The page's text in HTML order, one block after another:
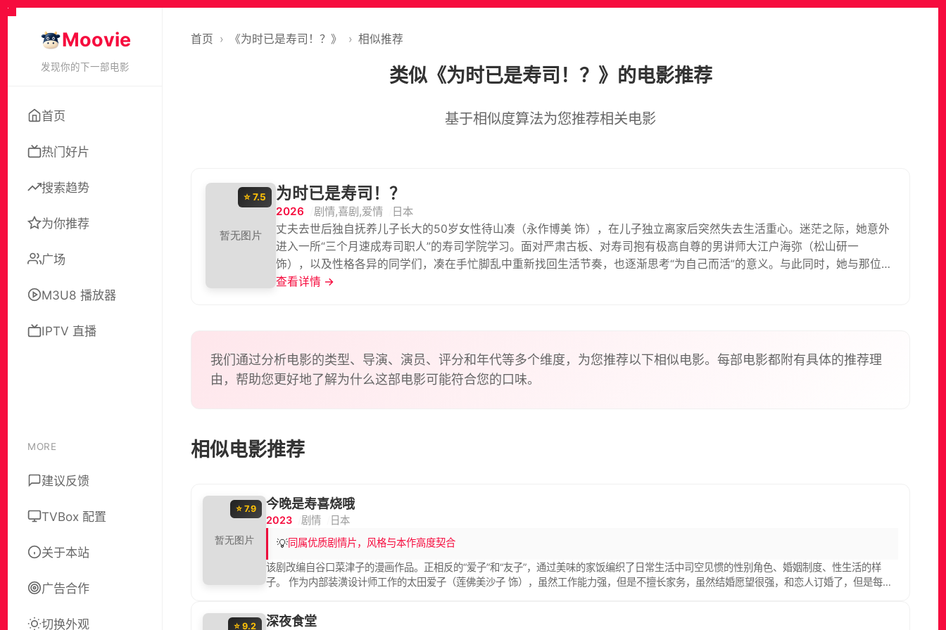
Moovie
发现你的下一部电影
首页
热门好片
搜索趋势
为你推荐
广场
M3U8 播放器
IPTV 直播
MORE
建议反馈
TVBox 配置
关于本站
广告合作
切换外观
首页 › 《为时已是寿司！？》 › 相似推荐
类似《为时已是寿司！？》的电影推荐
基于相似度算法为您推荐相关电影
⭐ 7.5 为时已是寿司！？
2026 剧情,喜剧,爱情
日本
丈夫去世后独自抚养儿子长大的50岁女性待山凑（永作博美 饰），在儿子独立离家后突然失去生活重心。迷茫之际，她意外
进入一所“三个月速成寿司职人”的寿司学院学习。面对严肃古板、对寿司抱有极高自尊的男讲师大江户海弥（松山研一
饰），以及性格各异的同学们，凑在手忙脚乱中重新找回生活节奏，也逐渐思考“为自己而活”的意义。与此同时，她与那位总
是与自己意见相左的寿司讲师之间，关系悄然发生变化，一段迟来的成年人恋爱也在不知不觉中展开。
查看详情 →
我们通过分析电影的类型、导演、演员、评分和年代等多个维度，为您推荐以下相似电影。每部电影都附有具体的推荐理
由，帮助您更好地了解为什么这部电影可能符合您的口味。
相似电影推荐
⭐ 7.9 今晚是寿喜烧哦
2023 剧情 日本
💡同属优质剧情片，风格与本作高度契合
该剧改编自谷口菜津子的漫画作品。正相反的“爱子”和“友子”，通过美味的家饭编织了日常生活中司空见惯的性别角色、婚姻制度、性生活的样
子。 作为内部装潢设计师工作的太田爱子（莲佛美沙子 饰），虽然工作能力强，但是不擅长家务，虽然结婚愿望很强，和恋人订婚了，但是每天
子擅长家务，特别是料理，但作为绘本作家的工作有点低迷，每天都过着和爱一样苦闷的日子。这样的2人以某件事为契机，在爱子提供住所的交
换条件下，开始了同居生活。
⭐ 9.2 深夜食堂